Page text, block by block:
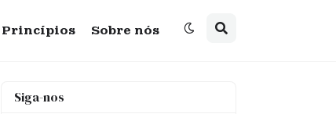
Princípios Sobre nós
Siga-nos